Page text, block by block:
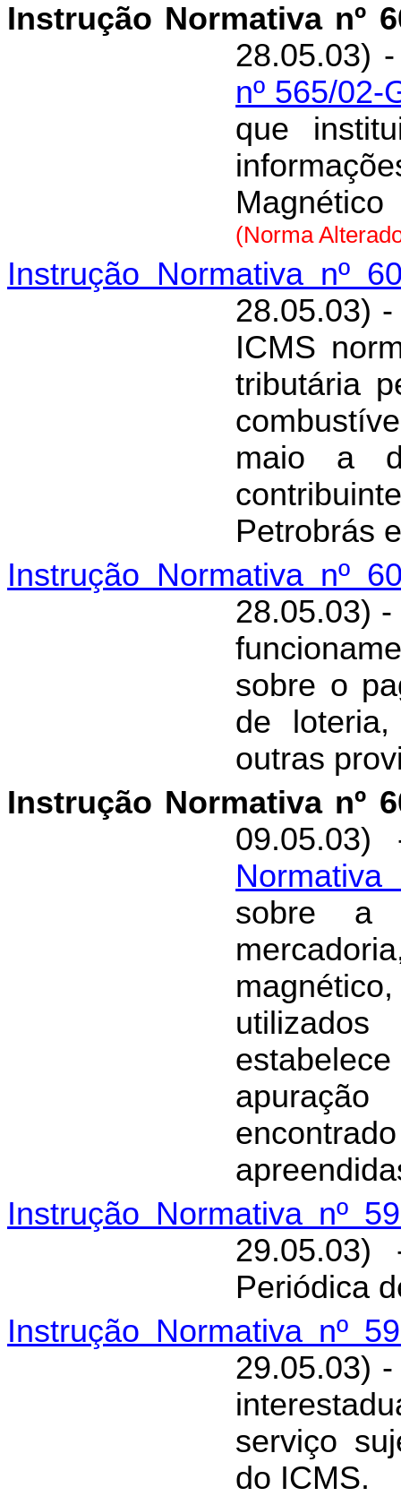
Instrução Normativa nº
28.05.03)
nº 565/02-
que
(Norma
Instrução Normativa nº
28.05.03)
ICMS
tributária
maio a
Petrobrás
Instrução Normativa nº
28.05.03)
sobre o
de
outras
Instrução Normativa nº
sobre a
Instrução Normativa nº
Periódica
Instrução Normativa nº
29.05.03)
serviço
do ICMS.